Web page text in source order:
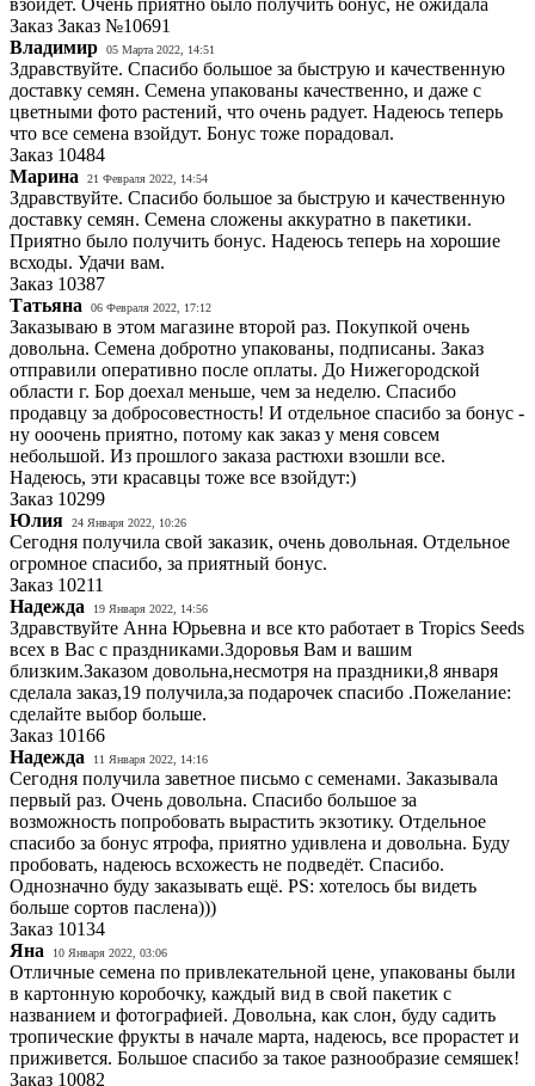
взойдёт. Очень приятно было получить бонус, не ожидала
Заказ Заказ №10691
Владимир
05 Марта 2022, 14:51
Здравствуйте. Спасибо большое за быструю и качественную
доставку семян. Семена упакованы качественно, и даже с
цветными фото растений, что очень радует. Надеюсь теперь
что все семена взойдут. Бонус тоже порадовал.
Заказ 10484
Марина
21 Февраля 2022, 14:54
Здравствуйте. Спасибо большое за быструю и качественную
доставку семян. Семена сложены аккуратно в пакетики.
Приятно было получить бонус. Надеюсь теперь на хорошие
всходы. Удачи вам.
Заказ 10387
Татьяна
06 Февраля 2022, 17:12
Заказываю в этом магазине второй раз. Покупкой очень
довольна. Семена добротно упакованы, подписаны. Заказ
отправили оперативно после оплаты. До Нижегородской
области г. Бор доехал меньше, чем за неделю. Спасибо
продавцу за добросовестность! И отдельное спасибо за бонус -
ну ооочень приятно, потому как заказ у меня совсем
небольшой. Из прошлого заказа растюхи взошли все.
Надеюсь, эти красавцы тоже все взойдут:)
Заказ 10299
Юлия
24 Января 2022, 10:26
Сегодня получила свой заказик, очень довольная. Отдельное
огромное спасибо, за приятный бонус.
Заказ 10211
Надежда
19 Января 2022, 14:56
Здравствуйте Анна Юрьевна и все кто работает в Tropics Seeds
всех в Вас с праздниками.Здоровья Вам и вашим
близким.Заказом довольна,несмотря на праздники,8 января
сделала заказ,19 получила,за подарочек спасибо .Пожелание:
сделайте выбор больше.
Заказ 10166
Надежда
11 Января 2022, 14:16
Сегодня получила заветное письмо с семенами. Заказывала
первый раз. Очень довольна. Спасибо большое за
возможность попробовать вырастить экзотику. Отдельное
спасибо за бонус ятрофа, приятно удивлена и довольна. Буду
пробовать, надеюсь всхожесть не подведёт. Спасибо.
Однозначно буду заказывать ещё. РS: хотелось бы видеть
больше сортов паслена)))
Заказ 10134
Яна
10 Января 2022, 03:06
Отличные семена по привлекательной цене, упакованы были
в картонную коробочку, каждый вид в свой пакетик с
названием и фотографией. Довольна, как слон, буду садить
тропические фрукты в начале марта, надеюсь, все прорастет и
приживется. Большое спасибо за такое разнообразие семяшек!
Заказ 10082